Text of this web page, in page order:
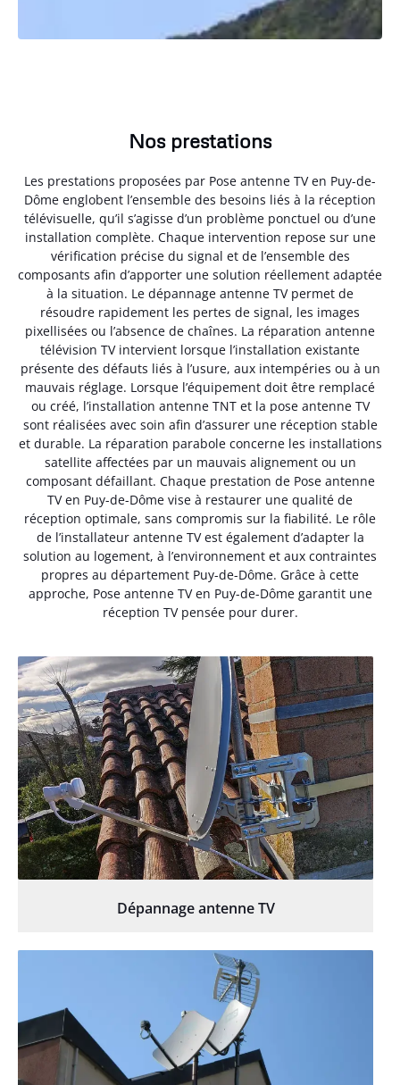
Nos prestations
Les prestations proposées par Pose antenne TV en Puy-de-
Dôme englobent l’ensemble des besoins liés à la réception
télévisuelle, qu’il s’agisse d’un problème ponctuel ou d’une
installation complète. Chaque intervention repose sur une
vérification précise du signal et de l’ensemble des
composants afin d’apporter une solution réellement adaptée
à la situation. Le dépannage antenne TV permet de
résoudre rapidement les pertes de signal, les images
pixellisées ou l’absence de chaînes. La réparation antenne
télévision TV intervient lorsque l’installation existante
présente des défauts liés à l’usure, aux intempéries ou à un
mauvais réglage. Lorsque l’équipement doit être remplacé
ou créé, l’installation antenne TNT et la pose antenne TV
sont réalisées avec soin afin d’assurer une réception stable
et durable. La réparation parabole concerne les installations
satellite affectées par un mauvais alignement ou un
composant défaillant. Chaque prestation de Pose antenne
TV en Puy-de-Dôme vise à restaurer une qualité de
réception optimale, sans compromis sur la fiabilité. Le rôle
de l’installateur antenne TV est également d’adapter la
solution au logement, à l’environnement et aux contraintes
propres au département Puy-de-Dôme. Grâce à cette
approche, Pose antenne TV en Puy-de-Dôme garantit une
réception TV pensée pour durer.
Dépannage antenne TV